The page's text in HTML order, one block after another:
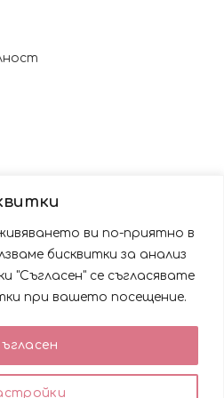
ви по-приятно в
бисквитки за анализ
"Съгласен" се съгласявате
при вашето посещение.
Всички права запазени
за да подобрим вашата
ползвате сайта Вие се
с използването им.